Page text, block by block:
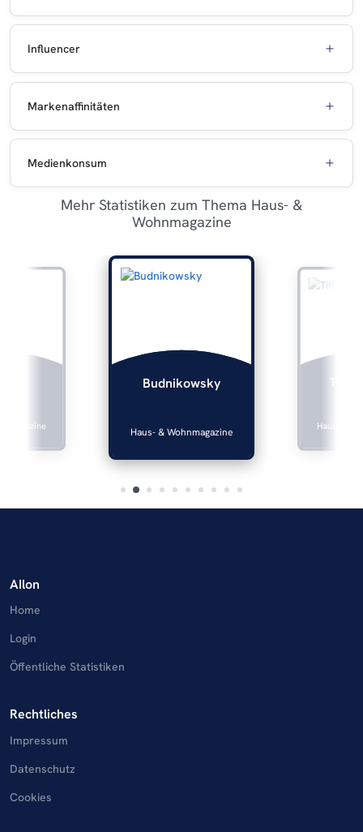
Influencer
Markenaffinitäten
Medienkonsum
Mehr Statistiken zum Thema Haus- &
Wohnmagazine
Budnikowsky
Haus- & Wohnmagazine Haus- &
AIlon
Home
Login
Öffentliche Statistiken
Rechtliches
Impressum
Datenschutz
Cookies